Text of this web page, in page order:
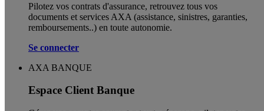
Pilotez vos contrats d'assurance, retrouvez tous vos
documents et services AXA (assistance, sinistres, garanties,
remboursements..) en toute autonomie. ​
Se connecter
AXA BANQUE
Espace Client Banque